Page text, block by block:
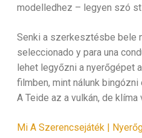
modelledhez – legyen szó
Senki a szerkesztésbe bele
seleccionado y para una
lehet legyőzni a nyerőgépet
filmben, mint nálunk
A Teide az a vulkán, de
Mi A Szerencsejáték |